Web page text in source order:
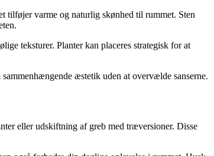
tilføjer varme og naturlig skønhed til rummet. Sten
teksturer. Planter kan placeres strategisk for at
æstetik uden at overvælde sanserne.
eller udskiftning af greb med træversioner. Disse